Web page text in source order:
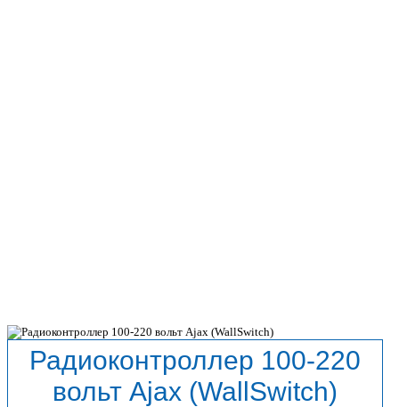
Радиоконтроллер 100-220
вольт Ajax (WallSwitch)